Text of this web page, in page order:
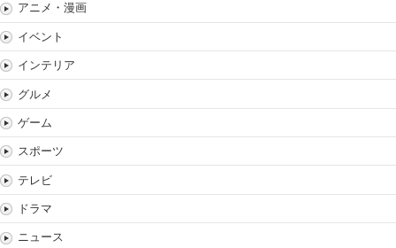
アニメ・漫画
イベント
インテリア
グルメ
ゲーム
スポーツ
テレビ
ドラマ
ニュース